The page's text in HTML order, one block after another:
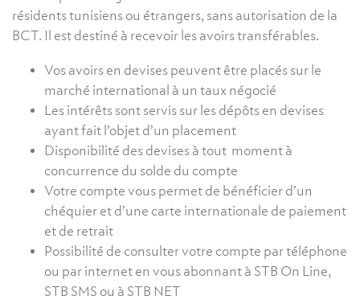
résidents tunisiens ou étrangers, sans autorisation de la
BCT. Il est destiné à recevoir les avoirs transférables.
Vos avoirs en devises peuvent être placés sur le
marché international à un taux négocié
Les intérêts sont servis sur les dépôts en devises
ayant fait l’objet d’un placement
Disponibilité des devises à tout moment à
concurrence du solde du compte
Votre compte vous permet de bénéficier d’un
chéquier et d’une carte internationale de paiement
et de retrait
Possibilité de consulter votre compte par téléphone
ou par internet en vous abonnant à STB On Line,
STB SMS ou à STB NET